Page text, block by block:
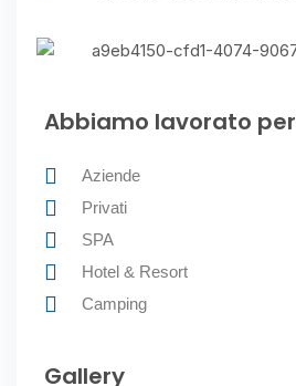
Abbiamo lavorato per
Aziende
Privati
SPA
Hotel & Resort
Camping
Gallery